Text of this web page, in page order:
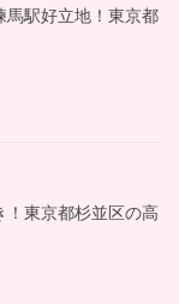
馬駅好立地！東京都
！東京都杉並区の高